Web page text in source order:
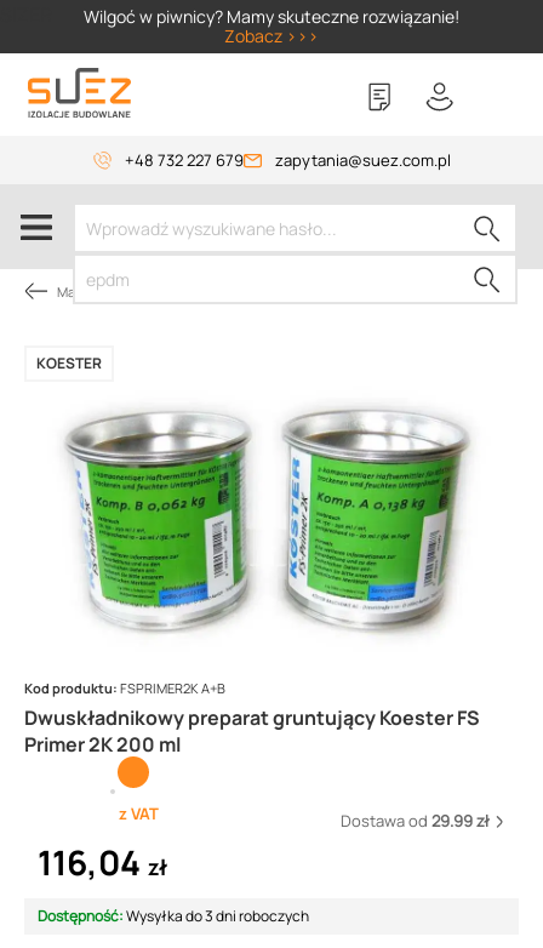
Wilgoć w piwnicy? Mamy skuteczne rozwiązanie!
Zobacz >>>
+48 732 227 679 zapytania@suez.com.pl
Masy bitumiczne
Dwuskładnikowy preparat gruntujący Koester FS
Primer 2K 200 ml
KOESTER
Kod produktu: FSPRIMER2K A+B
z VAT Dostawa od 29.99 zł
116,04 zł
Dostępność:Wysyłka do 3 dni roboczych